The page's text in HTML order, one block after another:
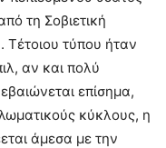
τη Σοβιετική
Τέτοιου τύπου ήταν
αν και πολύ
επίσημα,
κύκλους, η
άμεσα με την